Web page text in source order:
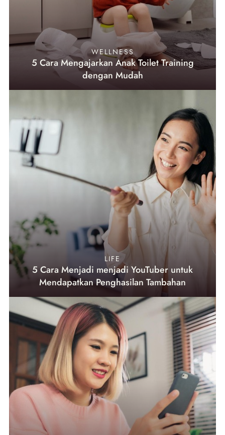
WELLNESS
5 Cara Mengajarkan Anak Toilet Training
dengan Mudah
LIFE
5 Cara Menjadi menjadi YouTuber untuk
Mendapatkan Penghasilan Tambahan